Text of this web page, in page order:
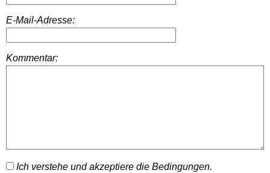
E-Mail-Adresse:
Kommentar:
Ich verstehe und akzeptiere die Bedingungen.